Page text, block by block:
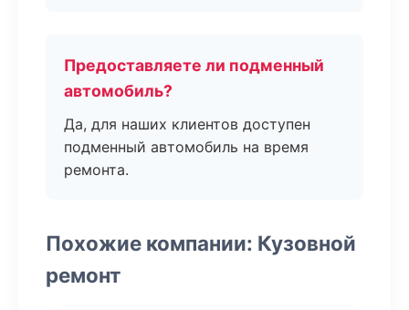
Предоставляете ли подменный
автомобиль?
Да, для наших клиентов доступен
подменный автомобиль на время
ремонта.
Похожие компании: Кузовной
ремонт